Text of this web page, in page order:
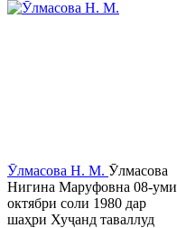
Ӯлмасова Н. М. Ӯлмасова
Нигина Маруфовна 08-уми
октябри соли 1980 дар
шаҳри Хуҷанд таваллуд